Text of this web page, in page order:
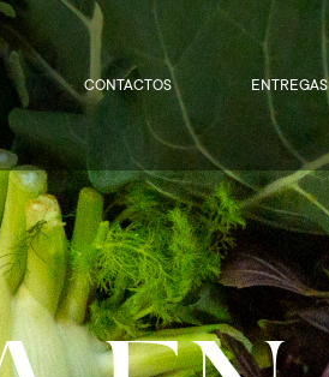
CONTACTOS ENTREGAS